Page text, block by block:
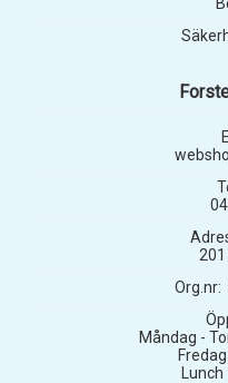
Org.nr:
Måndag -